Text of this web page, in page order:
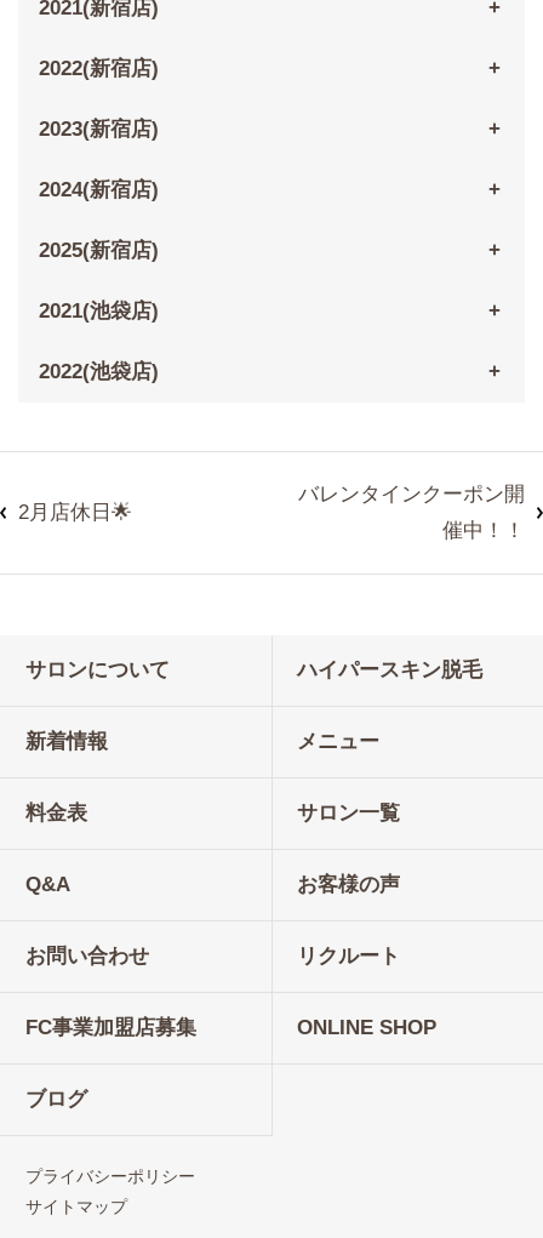
2021(新宿店)
2022(新宿店)
2023(新宿店)
2024(新宿店)
2025(新宿店)
2021(池袋店)
2022(池袋店)
2月店休日🌟
バレンタインクーポン開
催中！！
サロンについて ハイパースキン脱毛
新着情報 メニュー
料金表 サロン一覧
Q&A お客様の声
お問い合わせ リクルート
FC事業加盟店募集 ONLINE SHOP
ブログ
プライバシーポリシー
サイトマップ